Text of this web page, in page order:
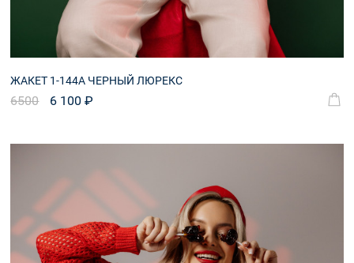
ЖАКЕТ 1-144А ЧЕРНЫЙ ЛЮРЕКС
6500 6 100 ₽